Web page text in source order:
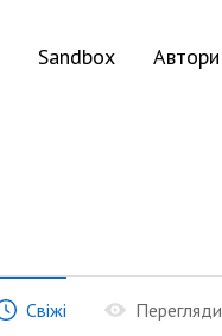
Sandbox Автори
Свіжі Перегляди